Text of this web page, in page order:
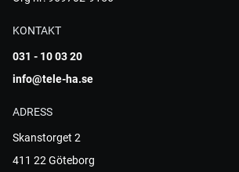
KONTAKT
031 - 10 03 20
info@tele-ha.se
ADRESS
Skanstorget 2
411 22 Göteborg